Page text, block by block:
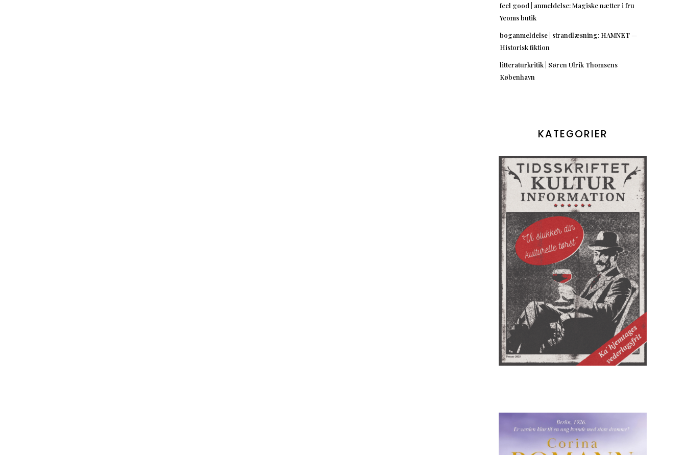
feel good | anmeldelse: Magiske nætter i fru
Yeoms butik
boganmeldelse | strandlæsning: HAMNET —
Historisk fiktion
litteraturkritik | Søren Ulrik Thomsens
København
KATEGORIER